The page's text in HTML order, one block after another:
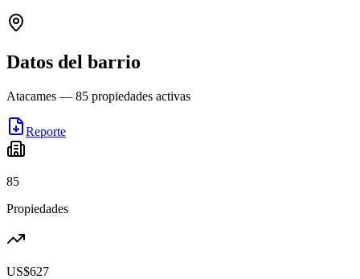
Datos del barrio
Atacames — 85 propiedades activas
Reporte
85
Propiedades
US$627